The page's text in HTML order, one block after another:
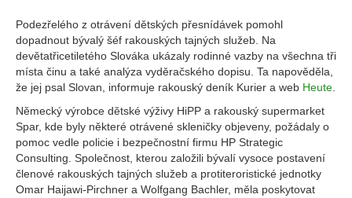
Podezřelého z otrávení dětských přesnídávek pomohl
dopadnout bývalý šéf rakouských tajných služeb. Na
devětatřicetiletého Slováka ukázaly rodinné vazby na všechna tři
místa činu a také analýza vyděračského dopisu. Ta napověděla,
že jej psal Slovan, informuje rakouský deník Kurier a web Heute
Německý výrobce dětské výživy HiPP a rakouský supermarket
Spar, kde byly některé otrávené skleničky objeveny, požádaly o
pomoc vedle policie i bezpečnostní firmu HP Strategic
Consulting. Společnost, kterou založili bývalí vysoce postavení
členové rakouských tajných služeb a protiteroristické jednotky
Omar Haijawi-Pirchner a Wolfgang Bachler, měla poskytovat